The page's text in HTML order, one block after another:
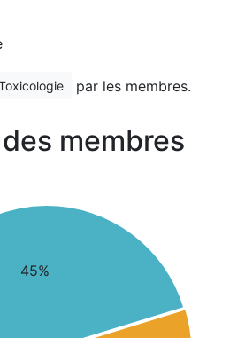
par les membres.
membres
45%